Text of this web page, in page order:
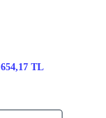
654,17 TL